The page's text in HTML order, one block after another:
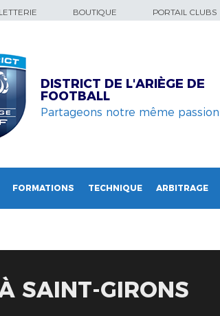
BOUTIQUE PORTAIL CLUBS
DISTRICT DE L'ARIÈGE DE
FOOTBALL
Partageons notre même passion
FORMATIONS TECHNIQUE ARBITRAGE
SAINT-GIRONS